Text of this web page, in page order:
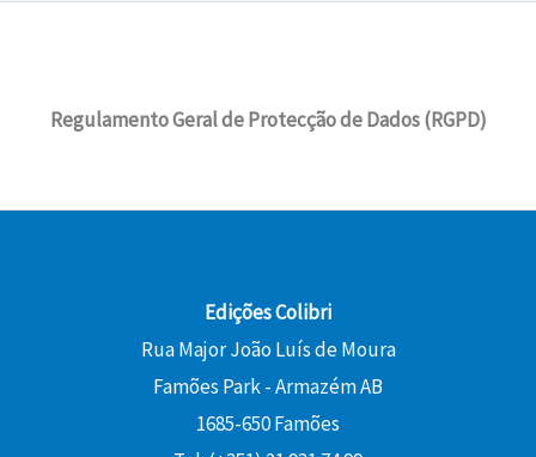
Regulamento Geral de Protecção de Dados (RGPD)
Edições Colibri
Rua Major João Luís de Moura
Famões Park - Armazém AB
1685-650 Famões